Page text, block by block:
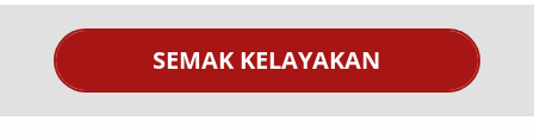
SEMAK KELAYAKAN